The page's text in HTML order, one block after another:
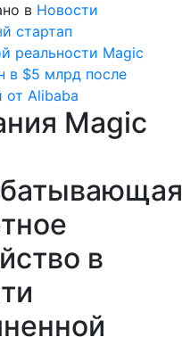
в Новости
Magic
в